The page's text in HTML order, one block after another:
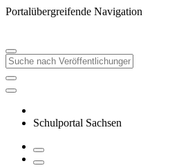
Portalübergreifende Navigation
Schulportal Sachsen